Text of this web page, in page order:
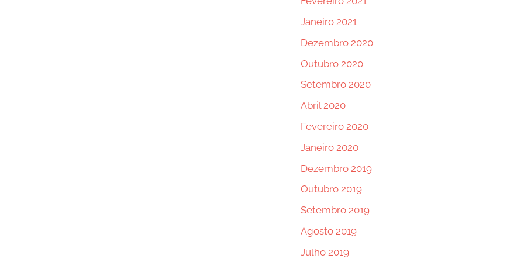
Janeiro 2021
Dezembro 2020
Outubro 2020
Setembro 2020
Abril 2020
Fevereiro 2020
Janeiro 2020
Dezembro 2019
Outubro 2019
Setembro 2019
Agosto 2019
Julho 2019